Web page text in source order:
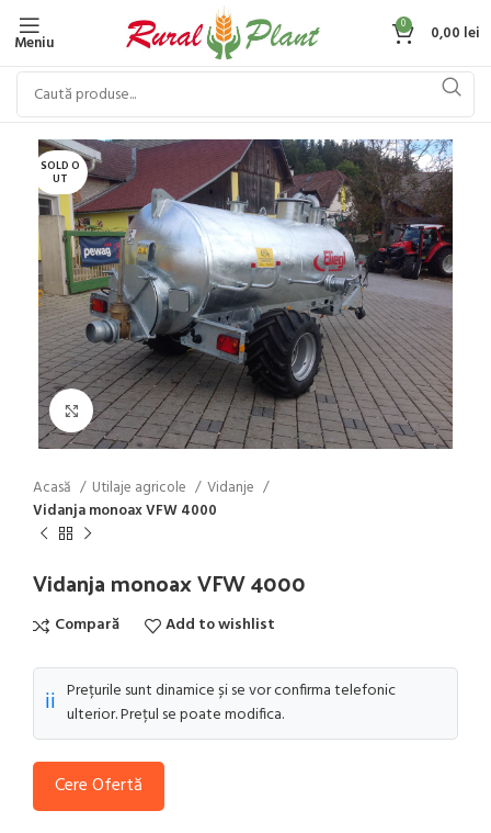
Meniu
0 0,00 lei
SOLD O
UT
Click to enlarge
Acasă Utilaje agricole
Vidanje
Vidanja monoax VFW 4000
Vidanja monoax VFW 4000
Compară Add to wishlist
ℹ️ Prețurile sunt dinamice și se vor confirma telefonic
ulterior. Prețul se poate modifica.
Cere Ofertă